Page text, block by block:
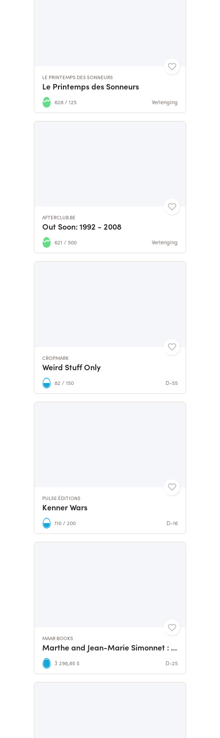
LE PRINTEMPS DES SONNEURS
Le Printemps des Sonneurs
628 / 125 Verlenging
AFTERCLUB.BE
Out Soon: 1992 - 2008
621 / 500 Verlenging
CROPMARK
Weird Stuff Only
82 / 150 D-55
PULSE ÉDITIONS
Kenner Wars
110 / 200 D-16
MAAR BOOKS
Marthe and Jean-Marie Simonnet : a monograph
3 298,85 $ D-25